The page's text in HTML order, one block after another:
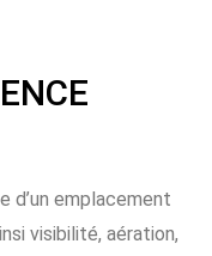
d’un emplacement
visibilité, aération,